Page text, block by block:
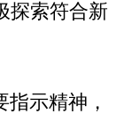
探索符合新
示精神，